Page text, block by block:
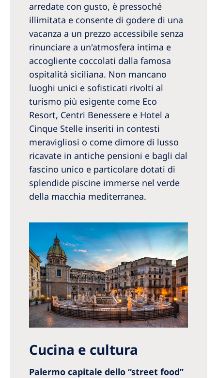
arredate con gusto, è pressoché
illimitata e consente di godere di una
vacanza a un prezzo accessibile senza
rinunciare a un'atmosfera intima e
accogliente coccolati dalla famosa
ospitalità siciliana. Non mancano
luoghi unici e sofisticati rivolti al
turismo più esigente come Eco
Resort, Centri Benessere e Hotel a
Cinque Stelle inseriti in contesti
meravigliosi o come dimore di lusso
ricavate in antiche pensioni e bagli dal
fascino unico e particolare dotati di
splendide piscine immerse nel verde
della macchia mediterranea.
Cucina e cultura
Palermo capitale dello “street food”